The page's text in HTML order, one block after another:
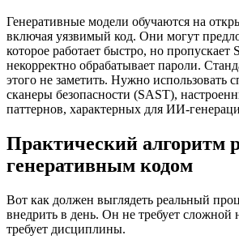
Генеративные модели обучаются на
включая уязвимый код. Они могут
которое работает быстро, но
некорректно обрабатывает пароли.
этого не заметить. Нужно использовать
сканеры безопасности (SAST),
паттернов, характерных для ИИ-
Практический алгоритм
генеративным кодом
Вот как должен выглядеть реальный
внедрить в день. Он не требует сложной
требует дисциплины.